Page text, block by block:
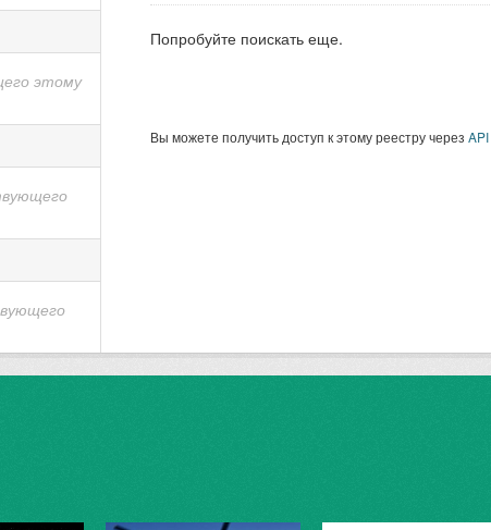
этому
Попробуйте поискать еще.
Вы можете получить доступ к этому реестру через API